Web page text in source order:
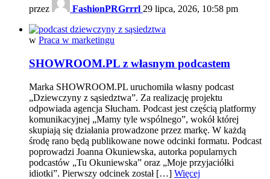
przez FashionPRGrrrl 29 lipca, 2026, 10:58 pm
w Praca w marketingu
SHOWROOM.PL z własnym podcastem
Marka SHOWROOM.PL uruchomiła własny podcast
„Dziewczyny z sąsiedztwa”. Za realizację projektu
odpowiada agencja Słucham. Podcast jest częścią platformy
komunikacyjnej „Mamy tyle wspólnego”, wokół której
skupiają się działania prowadzone przez markę. W każdą
środę rano będą publikowane nowe odcinki formatu. Podcast
poprowadzi Joanna Okuniewska, autorka popularnych
podcastów „Tu Okuniewska” oraz „Moje przyjaciółki
idiotki”. Pierwszy odcinek został […] Więcej